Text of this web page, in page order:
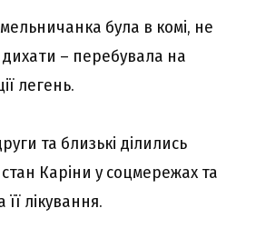
була в комі, не
дихати – перебувала на
легень.
та близькі ділились
Каріни у соцмережах та
лікування.